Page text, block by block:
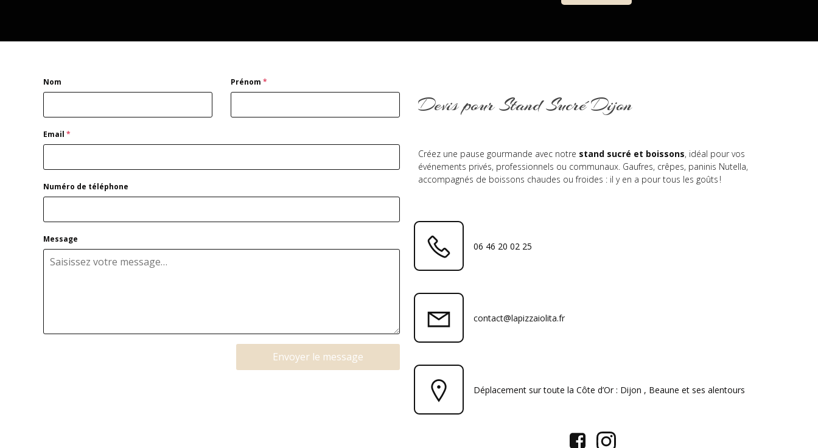
Nom Prénom *
Email *
Numéro de téléphone
Message
Envoyer le message
Devis pour Stand Sucré Dijon
Créez une pause gourmande avec notre stand sucré et boissons, idéal pour vos
événements privés, professionnels ou communaux. Gaufres, crêpes, paninis Nutella,
accompagnés de boissons chaudes ou froides : il y en a pour tous les goûts !
06 46 20 02 25
contact@lapizzaiolita.fr
Déplacement sur toute la Côte d’Or : Dijon , Beaune et ses alentours